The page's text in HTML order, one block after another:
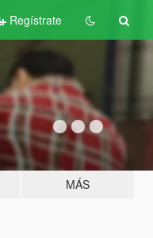
Regístrate
MÁS